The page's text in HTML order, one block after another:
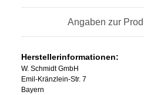
Angaben zur
Herstellerinformationen:
W. Schmidt GmbH
Emil-Kränzlein-Str. 7
Bayern